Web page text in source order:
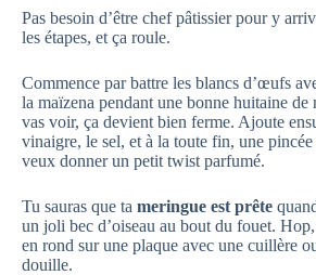
Pas besoin d’être chef pâtissier pour y
les étapes, et ça roule.
Commence par battre les blancs d’œufs
la maïzena pendant une bonne huitaine de
vas voir, ça devient bien ferme. Ajoute
vinaigre, le sel, et à la toute fin, une pincée
veux donner un petit twist parfumé.
Tu sauras que ta meringue est prête
un joli bec d’oiseau au bout du fouet.
en rond sur une plaque avec une cuillère
douille.